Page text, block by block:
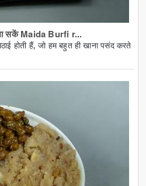
खा सकें Maida Burfi r...
होती हैं, जो हम बहुत ही खाना पसंद करते